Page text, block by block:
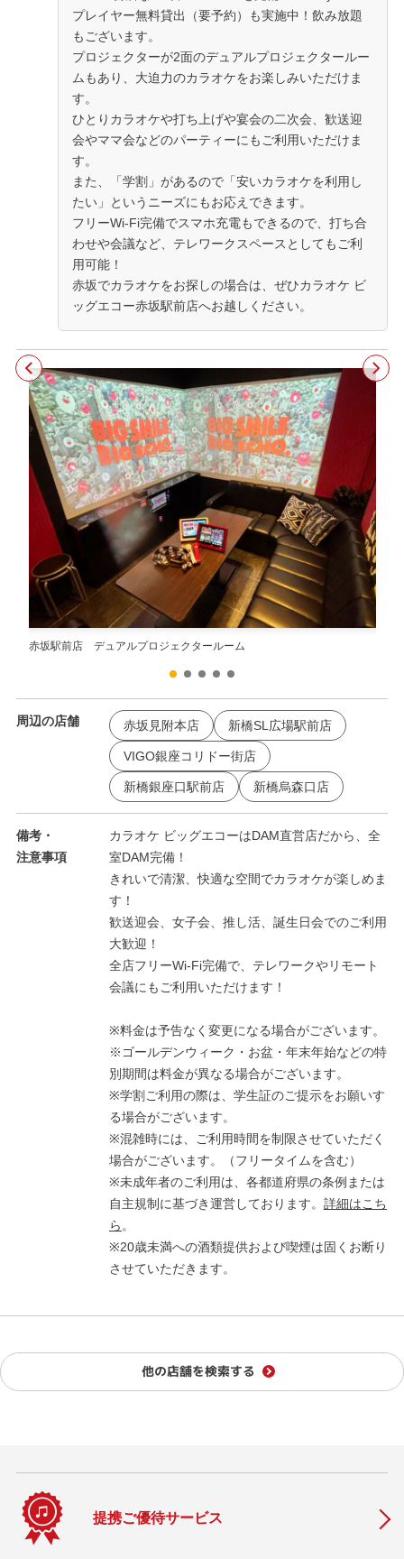
プレイヤー無料貸出（要予約）も実施中！飲み放題
もございます。
プロジェクターが2面のデュアルプロジェクタールー
ムもあり、大迫力のカラオケをお楽しみいただけま
す。
ひとりカラオケや打ち上げや宴会の二次会、歓送迎
会やママ会などのパーティーにもご利用いただけま
す。
また、「学割」があるので「安いカラオケを利用し
たい」というニーズにもお応えできます。
フリーWi-Fi完備でスマホ充電もできるので、打ち合
わせや会議など、テレワークスペースとしてもご利
用可能！
赤坂でカラオケをお探しの場合は、ぜひカラオケ ビ
ッグエコー赤坂駅前店へお越しください。
赤坂駅前店 デュアルプロジェクタールーム
周辺の店舗 赤坂見附本店 新橋SL広場駅前店
VIGO銀座コリドー街店
新橋銀座口駅前店 新橋烏森口店
備考・
注意事項
カラオケ ビッグエコーはDAM直営店だから、全
室DAM完備！
きれいで清潔、快適な空間でカラオケが楽しめま
す！
歓送迎会、女子会、推し活、誕生日会でのご利用
大歓迎！
全店フリーWi-Fi完備で、テレワークやリモート
会議にもご利用いただけます！
※料金は予告なく変更になる場合がございます。
※ゴールデンウィーク・お盆・年末年始などの特
別期間は料金が異なる場合がございます。
※学割ご利用の際は、学生証のご提示をお願いす
る場合がございます。
※混雑時には、ご利用時間を制限させていただく
場合がございます。（フリータイムを含む）
※未成年者のご利用は、各都道府県の条例または
自主規制に基づき運営しております。 詳細はこち
ら。
※20歳未満への酒類提供および喫煙は固くお断り
させていただきます。
他の店舗を検索する
提携ご優待サービス